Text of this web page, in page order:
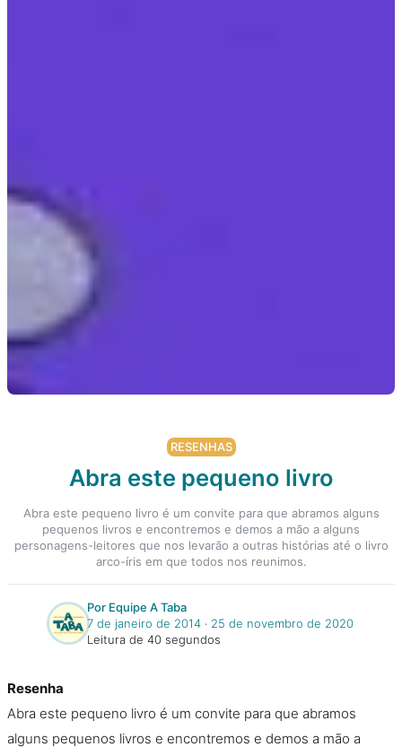
RESENHAS
Abra este pequeno livro
Abra este pequeno livro é um convite para que abramos alguns
pequenos livros e encontremos e demos a mão a alguns
personagens-leitores que nos levarão a outras histórias até o livro
arco-íris em que todos nos reunimos.
Por Equipe A Taba
7 de janeiro de 2014‧ 25 de novembro de 2020
Leitura de 40 segundos
Resenha
Abra este pequeno livro é um convite para que abramos
alguns pequenos livros e encontremos e demos a mão a